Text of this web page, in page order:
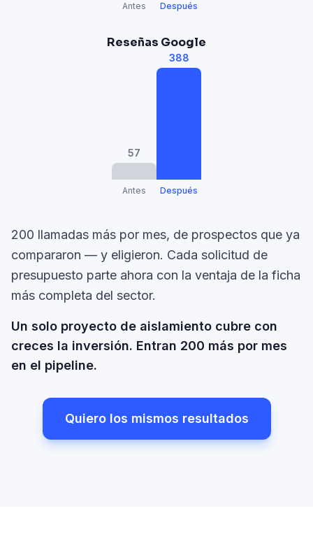
Antes Después
Reseñas Google
57
Antes
388
Después
200 llamadas más por mes, de prospectos que ya
compararon — y eligieron. Cada solicitud de
presupuesto parte ahora con la ventaja de la ficha
más completa del sector.
Un solo proyecto de aislamiento cubre con
creces la inversión. Entran 200 más por mes
en el pipeline.
Quiero los mismos resultados